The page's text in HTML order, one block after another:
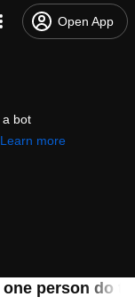
Open App
a bot
Learn more
person do